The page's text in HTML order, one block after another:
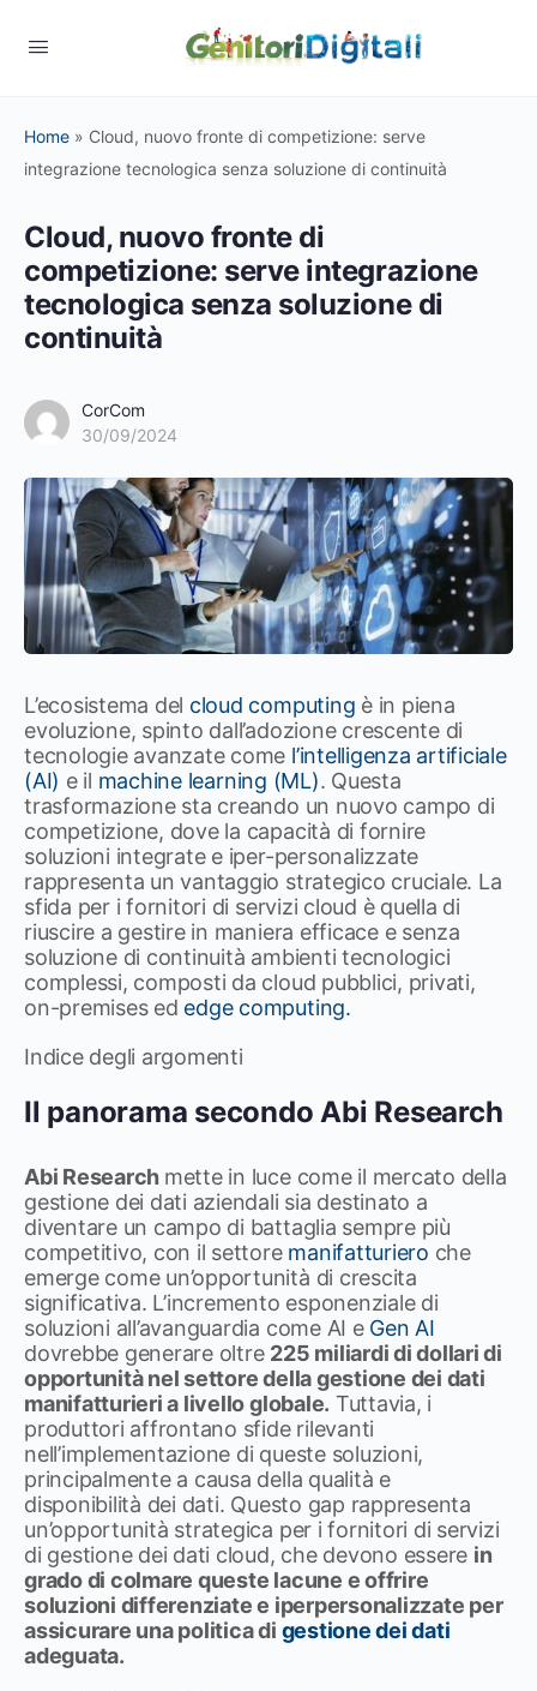
Home » Cloud, nuovo fronte di competizione: serve
integrazione tecnologica senza soluzione di continuità
Cloud, nuovo fronte di
competizione: serve integrazione
tecnologica senza soluzione di
continuità
CorCom
30/09/2024
L’ecosistema del cloud computing è in piena
evoluzione, spinto dall’adozione crescente di
tecnologie avanzate come l’intelligenza artificiale
(AI) e il machine learning (ML). Questa
trasformazione sta creando un nuovo campo di
competizione, dove la capacità di fornire
soluzioni integrate e iper-personalizzate
rappresenta un vantaggio strategico cruciale. La
sfida per i fornitori di servizi cloud è quella di
riuscire a gestire in maniera efficace e senza
soluzione di continuità ambienti tecnologici
complessi, composti da cloud pubblici, privati,
on-premises ed edge computing.
Indice degli argomenti
Il panorama secondo Abi Research
Abi Research mette in luce come il mercato della
gestione dei dati aziendali sia destinato a
diventare un campo di battaglia sempre più
competitivo, con il settore manifatturiero che
emerge come un’opportunità di crescita
significativa. L’incremento esponenziale di
soluzioni all’avanguardia come AI e Gen AI
dovrebbe generare oltre 225 miliardi di dollari di
opportunità nel settore della gestione dei dati
manifatturieri a livello globale. Tuttavia, i
produttori affrontano sfide rilevanti
nell’implementazione di queste soluzioni,
principalmente a causa della qualità e
disponibilità dei dati. Questo gap rappresenta
un’opportunità strategica per i fornitori di servizi
di gestione dei dati cloud, che devono essere in
grado di colmare queste lacune e offrire
soluzioni differenziate e iperpersonalizzate per
assicurare una politica di gestione dei dati
adeguata.